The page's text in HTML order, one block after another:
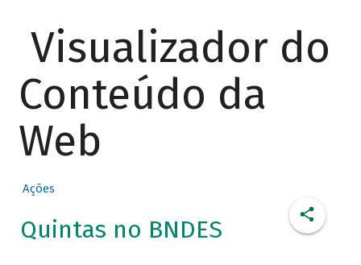
Visualizador do
Conteúdo da
Web
Ações
Quintas no BNDES